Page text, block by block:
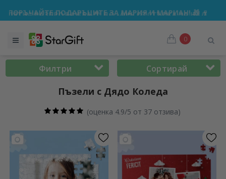
🌴 ДО -40% ОТСТЪПКА ЗА НАД 100
0
Филтри Сортирай
Пъзели с Дядо Коледа
(оценка 4.9/5 от 37 отзива)